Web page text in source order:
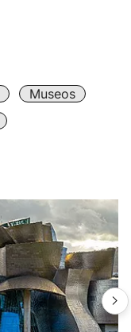
Museos